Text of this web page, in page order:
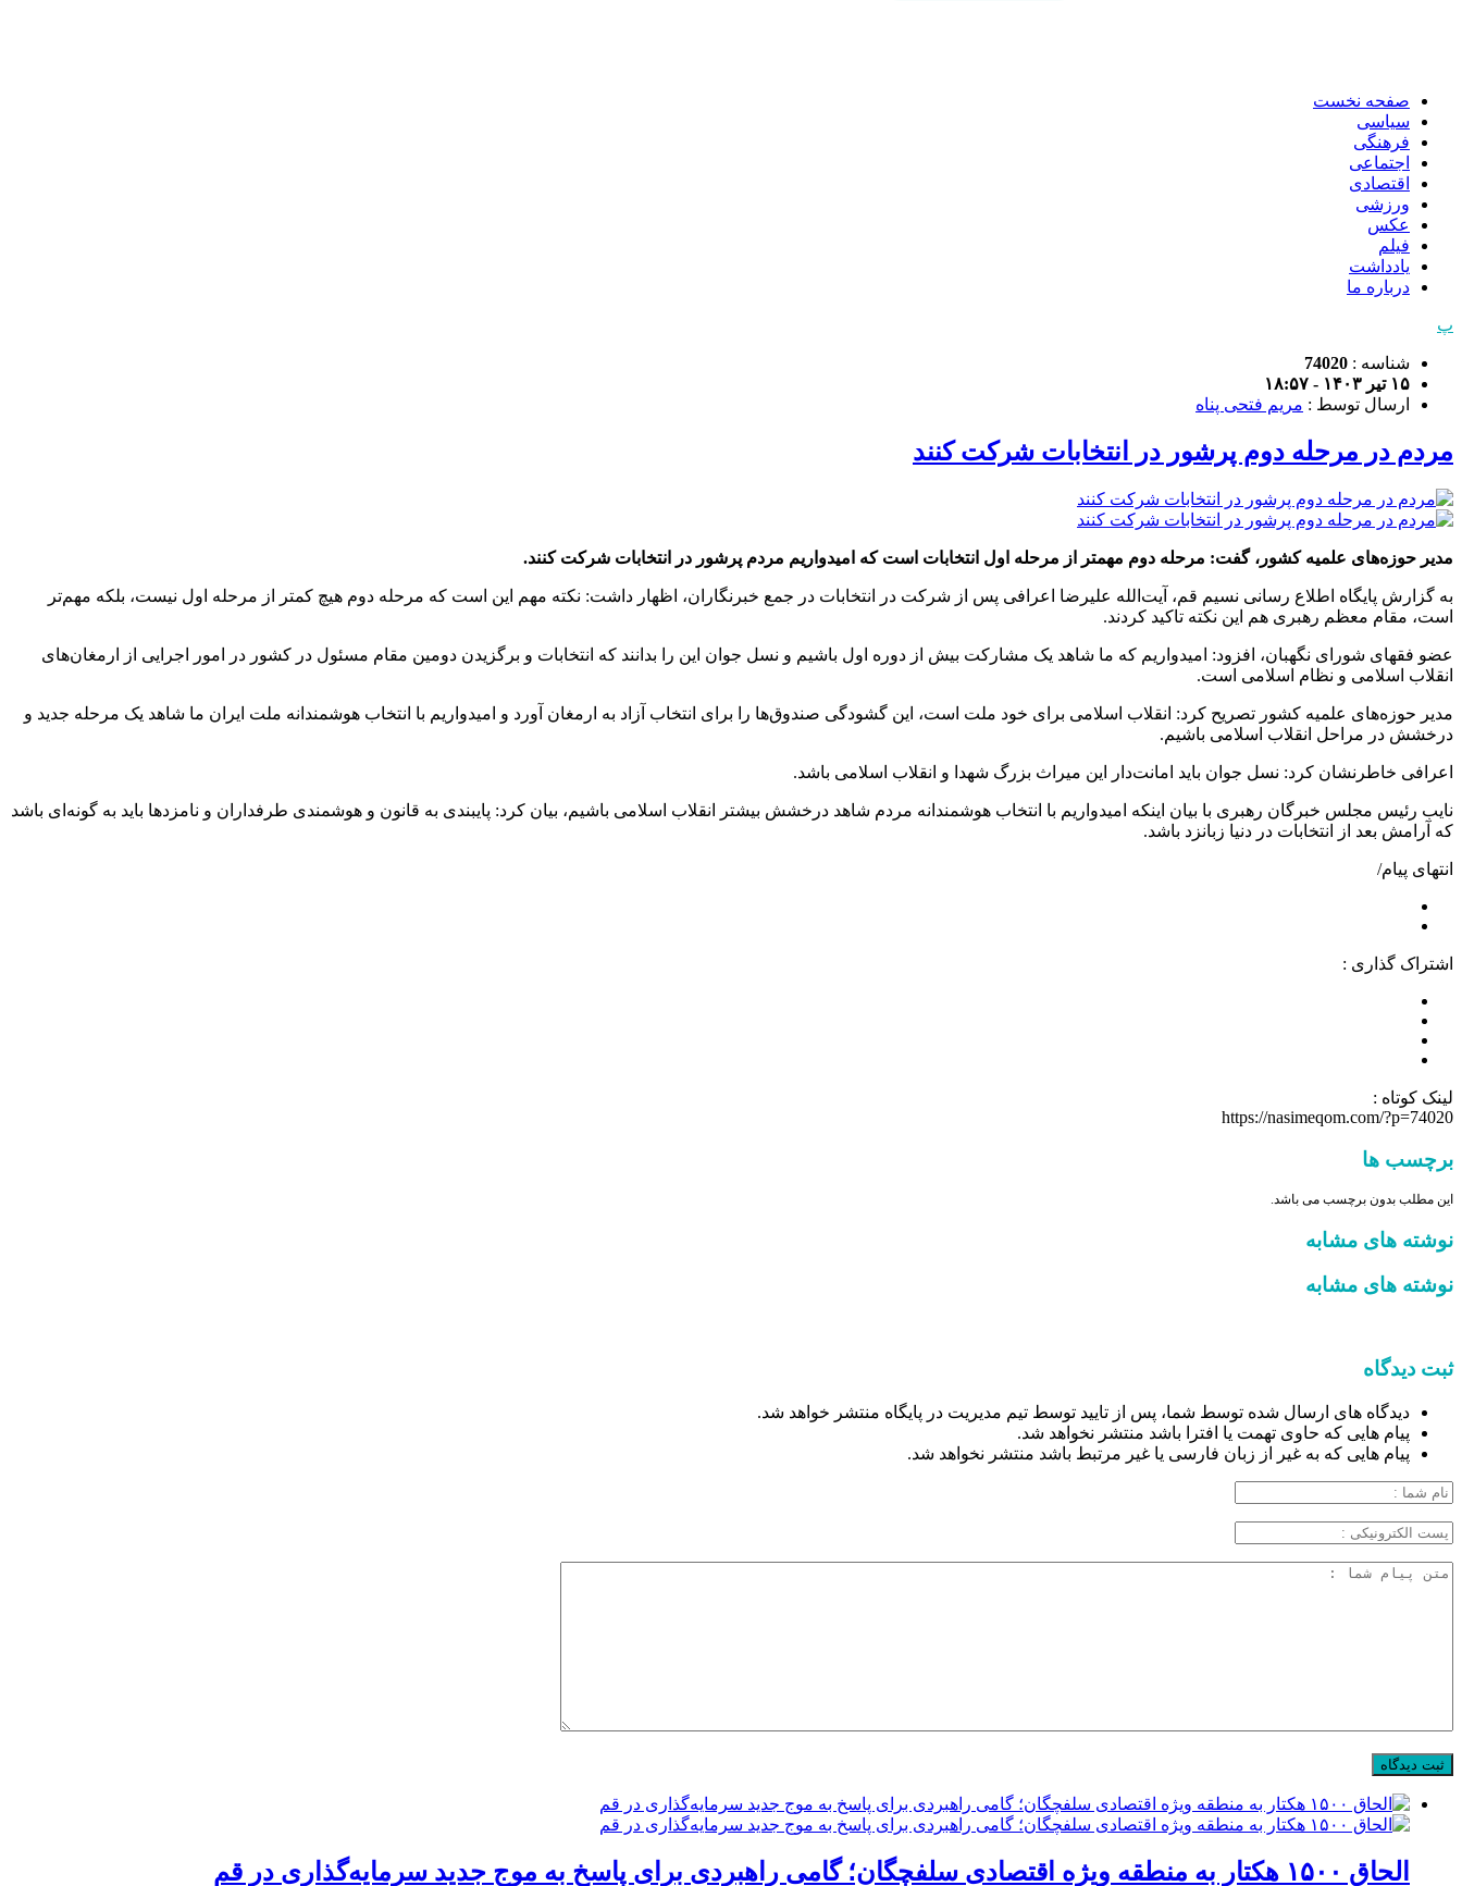
صفحه نخست
سیاسی
فرهنگی
اجتماعی
اقتصادی
ورزشی
عکس
فیلم
یادداشت
درباره ما
پ
شناسه : 74020
۱۵ تیر ۱۴۰۳ - ۱۸:۵۷
ارسال توسط : مریم فتحی پناه
مردم در مرحله دوم پرشور در انتخابات شرکت کنند
مدیر حوزه‌های علمیه کشور، گفت: مرحله دوم مهمتر از مرحله اول انتخابات است که امیدواریم مردم پرشور در انتخابات شرکت کنند.
به گزارش پایگاه اطلاع رسانی نسیم قم، آیت‌الله علیرضا اعرافی پس از شرکت در انتخابات در جمع خبرنگاران، اظهار داشت: نکته مهم این است که مرحله دوم هیچ کمتر از مرحله اول نیست، بلکه مهم‌تر
است، مقام معظم رهبری هم این نکته تاکید کردند.
عضو فقهای شورای نگهبان، افزود: امیدواریم که ما شاهد یک مشارکت بیش از دوره اول باشیم و نسل جوان این را بدانند که انتخابات و برگزیدن دومین مقام مسئول در کشور در امور اجرایی از ارمغان‌های
انقلاب اسلامی و نظام اسلامی است.
مدیر حوزه‌های علمیه کشور تصریح کرد: انقلاب اسلامی برای خود ملت است، این گشودگی صندوق‌ها را برای انتخاب آزاد به ارمغان آورد و امیدواریم با انتخاب هوشمندانه ملت ایران ما شاهد یک مرحله جدید و
درخشش در مراحل انقلاب اسلامی باشیم.
اعرافی خاطرنشان کرد: نسل جوان باید امانت‌دار این میراث بزرگ شهدا و انقلاب اسلامی باشد.
نایب رئیس مجلس خبرگان رهبری با بیان اینکه امیدواریم با انتخاب هوشمندانه مردم شاهد درخشش بیشتر انقلاب اسلامی باشیم، بیان کرد: پایبندی به قانون و هوشمندی طرفداران و نامزدها باید به گونه‌ای باشد
که آرامش بعد از انتخابات در دنیا زبانزد باشد.
انتهای پیام/
اشتراک گذاری :
لینک کوتاه :
https://nasimeqom.com/?p=74020
برچسب ها
این مطلب بدون برچسب می باشد.
نوشته های مشابه
نوشته های مشابه
ثبت دیدگاه
دیدگاه های ارسال شده توسط شما، پس از تایید توسط تیم مدیریت در پایگاه منتشر خواهد شد.
پیام هایی که حاوی تهمت یا افترا باشد منتشر نخواهد شد.
پیام هایی که به غیر از زبان فارسی یا غیر مرتبط باشد منتشر نخواهد شد.
الحاق ۱۵۰۰ هکتار به منطقه ویژه اقتصادی سلفچگان؛ گامی راهبردی برای پاسخ به موج جدید سرمایه‌گذاری در قم